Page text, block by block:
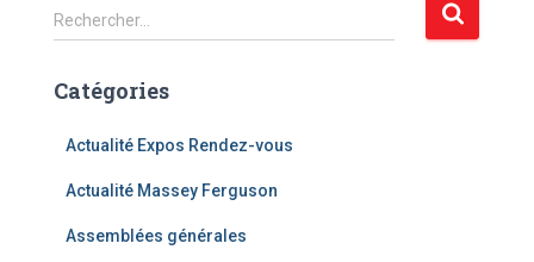
R
e
h
Rechercher…
Catégories
Actualité Expos Rendez-vous
Actualité Massey Ferguson
Assemblées générales